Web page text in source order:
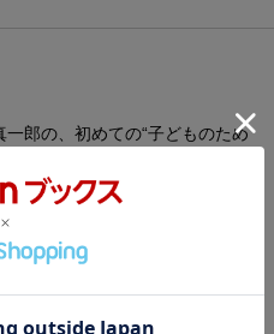
郎の、初めての“子どものため
--謎だらけの転校生が出題す
本が好きな子もそうでもない
も鍛えられる1冊！